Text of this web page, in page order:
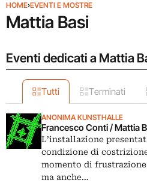
HOME›EVENTI E MOSTRE
Mattia Basi
Eventi dedicati a Mattia
Tutti Terminati
ANONIMA KUNSTHALLE
Francesco Conti / Mattia
L’installazione
condizione di
momento di
ma anche…